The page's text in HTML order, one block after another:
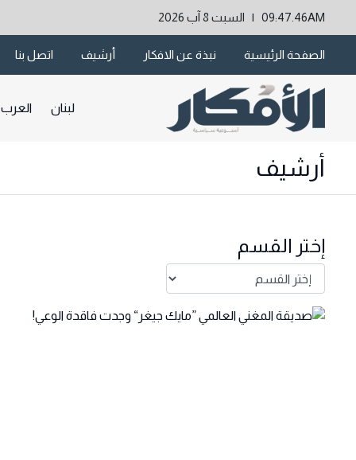
09:47.46AM | السبت 8 آب 2026
الصفحة الرئيسية نبذة عن الافكار أرشيف اتصل بنا
لبنان العرب
أرشيف
إختر القسم